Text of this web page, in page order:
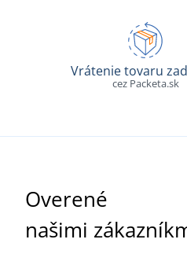
Vrátenie tovaru
cez Packeta.sk
Overené
našimi